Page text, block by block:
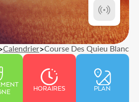
Calendrier>Course Des Quieu Blanc
HORAIRES PLAN